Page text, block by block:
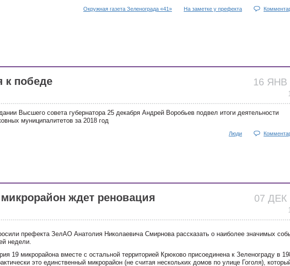
Окружная газета Зеленограда «41» На заметке у префекта
16 ЯНВ
к победе
Высшего совета губернатора 25 декабря Андрей Воробьев подвел итоги деятельности
муниципалитетов за 2018 год
Люди
07 ДЕК
ждет реновация
префекта ЗелАО Анатолия Николаевича Смирнова рассказать о наиболее значимых
недели.
19 микрорайона вместе с остальной территорией Крюково присоединена к Зеленограду в
это единственный микрорайон (не считая нескольких домов по улице Гоголя),